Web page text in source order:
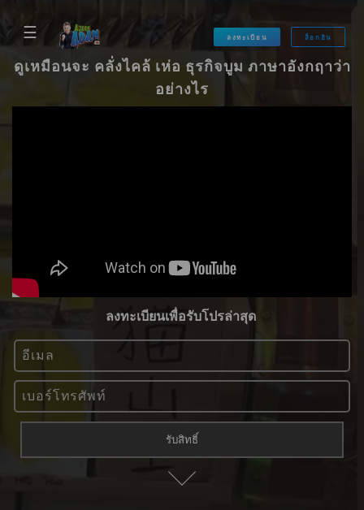
☰ ลงทะเบียน ล็อกอิน
ดูเหมือนจะ คลั่งไคล้ เห่อ ธุรกิจบูม ภาษาอังกฤาว่า
อย่างไร